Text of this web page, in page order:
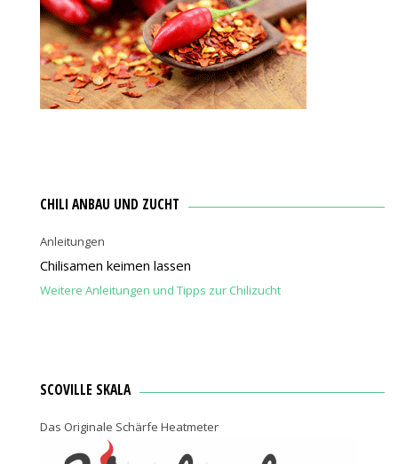
CHILI ANBAU UND ZUCHT
Anleitungen
Chilisamen keimen lassen
Weitere Anleitungen und Tipps zur Chilizucht
SCOVILLE SKALA
Das Originale Schärfe Heatmeter